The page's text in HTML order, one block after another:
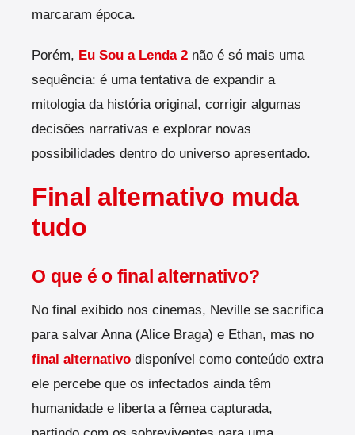
marcaram época.
Porém, Eu Sou a Lenda 2 não é só mais uma
sequência: é uma tentativa de expandir a
mitologia da história original, corrigir algumas
decisões narrativas e explorar novas
possibilidades dentro do universo apresentado.
Final alternativo muda
tudo
O que é o final alternativo?
No final exibido nos cinemas, Neville se sacrifica
para salvar Anna (Alice Braga) e Ethan, mas no
final alternativo disponível como conteúdo extra
ele percebe que os infectados ainda têm
humanidade e liberta a fêmea capturada,